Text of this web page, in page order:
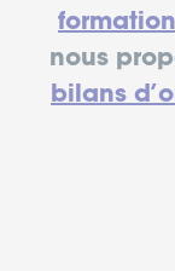
formation
nous
bilans